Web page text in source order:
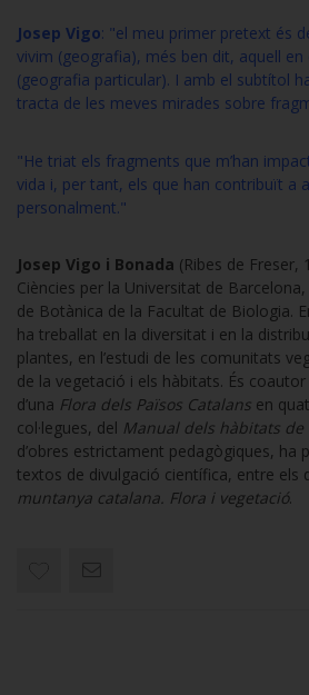
Josep Vigo: "el meu primer pretext és
vivim (geografia), més ben dit, aquell
(geografia particular). I amb el subtítol
tracta de les meves mirades sobre
"He triat els fragments que m’han
vida i, per tant, els que han contribuït a
personalment."
Josep Vigo i Bonada (Ribes de Freser,
Ciències per la Universitat de
de Botànica de la Facultat de Biologia.
ha treballat en la diversitat i en la
plantes, en l’estudi de les comunitats
de la vegetació i els hàbitats. És
d’una Flora dels Països Catalans en
col·legues, del Manual dels hàbitats de
d’obres estrictament pedagògiques, ha
textos de divulgació científica, entre els
muntanya catalana. Flora i vegetació.